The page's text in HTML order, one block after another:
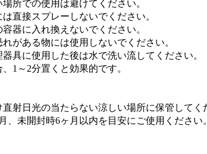
所での使用は避けてください。
直接スプレーしないでください。
器に入れ換えないでください。
がある物には使用しないでください。
具に使用した後は水で洗い流してください。
1～2分置くと効果的です。
射日光の当たらない涼しい場所に保管してく
未開封時6ヶ月以内を目安にご使用ください。